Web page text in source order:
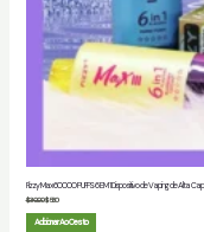
Fizzy Max 60000 PUFFS 6 EM 1 Dispositivo de Vaping de Alta
$30.00$5.80
Adicionar Ao Cesto